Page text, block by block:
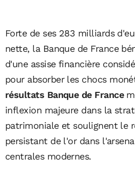
Forte de ses 283 milliards
nette, la Banque de France
d'une assise financière
pour absorber les chocs
résultats Banque de France
inflexion majeure dans la
patrimoniale et soulignent le
persistant de l'or dans
centrales modernes.